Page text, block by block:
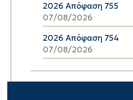
2026 Απόφαση 755
07/08/2026
2026 Απόφαση 754
07/08/2026